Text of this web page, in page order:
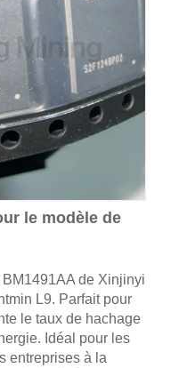
le modèle de
de Xinjinyi
L9. Parfait pour
le taux de hachage
Idéal pour les
entreprises à la